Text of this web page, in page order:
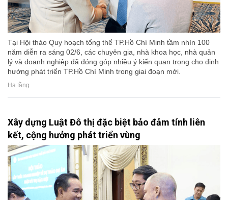
Tại Hội thảo Quy hoạch tổng thể TP.Hồ Chí Minh tầm nhìn 100
năm diễn ra sáng 02/6, các chuyên gia, nhà khoa học, nhà quản
lý và doanh nghiệp đã đóng góp nhiều ý kiến quan trọng cho định
hướng phát triển TP.Hồ Chí Minh trong giai đoạn mới.
Hạ tầng
Xây dựng Luật Đô thị đặc biệt bảo đảm tính liên
kết, cộng hưởng phát triển vùng